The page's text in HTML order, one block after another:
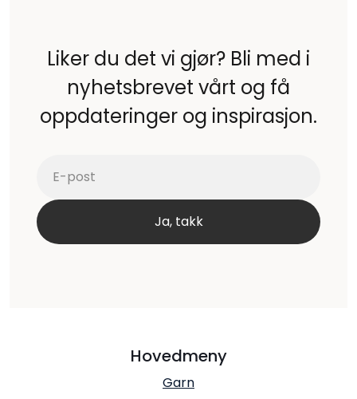
Liker du det vi gjør? Bli med i
nyhetsbrevet vårt og få
oppdateringer og inspirasjon.
Hovedmeny
Garn